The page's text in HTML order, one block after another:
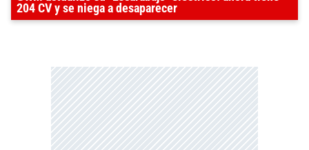
204 CV y se niega a desaparecer